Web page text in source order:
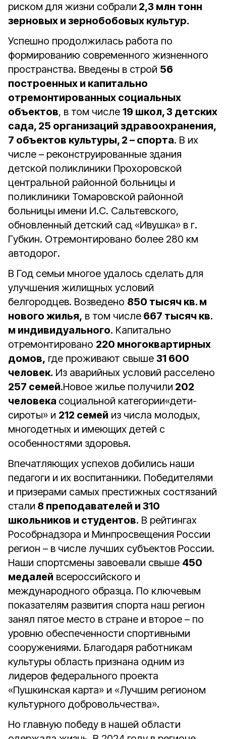
риском для жизни собрали 2,3 млн тонн
зерновых и зернобобовых культур.
Успешно продолжилась работа по
формированию современного жизненного
пространства. Введены в строй 56
построенных и капитально
отремонтированных социальных
объектов, в том числе 19 школ, 3 детских
сада, 25 организаций здравоохранения,
7 объектов культуры, 2 – спорта. В их
числе – реконструированные здания
детской поликлиники Прохоровской
центральной районной больницы и
поликлиники Томаровской районной
больницы имени И.С. Сальтевского,
обновленный детский сад «Ивушка» в г.
Губкин. Отремонтировано более 280 км
автодорог.
В Год семьи многое удалось сделать для
улучшения жилищных условий
белгородцев. Возведено 850 тысяч кв. м
нового жилья, в том числе 667 тысяч кв.
м индивидуального. Капитально
отремонтировано 220 многоквартирных
домов, где проживают свыше 31 600
человек. Из аварийных условий расселено
257 семей.Новое жилье получили 202
человека социальной категории«дети-
сироты» и 212 семей из числа молодых,
многодетных и имеющих детей с
особенностями здоровья.
Впечатляющих успехов добились наши
педагоги и их воспитанники. Победителями
и призерами самых престижных состязаний
стали 8 преподавателей и 310
школьников и студентов. В рейтингах
Рособрнадзора и Минпросвещения России
регион – в числе лучших субъектов России.
Наши спортсмены завоевали свыше 450
медалей всероссийского и
международного образца. По ключевым
показателям развития спорта наш регион
занял пятое место в стране и второе – по
уровню обеспеченности спортивными
сооружениями. Благодаря работникам
культуры область признана одним из
лидеров федерального проекта
«Пушкинская карта» и «Лучшим регионом
культурного добровольчества».
Но главную победу в нашей области